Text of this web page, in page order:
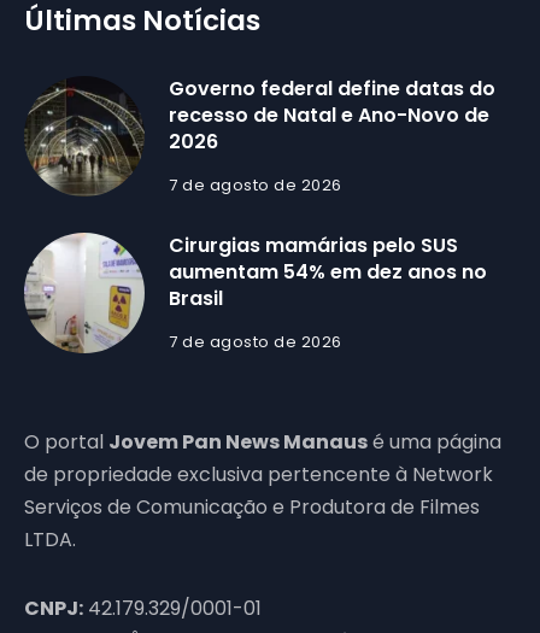
Últimas Notícias
Governo federal define datas do
recesso de Natal e Ano-Novo de
2026
7 de agosto de 2026
Cirurgias mamárias pelo SUS
aumentam 54% em dez anos no
Brasil
7 de agosto de 2026
O portal Jovem Pan News Manausé uma página
de propriedade exclusiva pertencente à Network
Serviços de Comunicação e Produtora de Filmes
LTDA.
CNPJ: 42.179.329/0001-01